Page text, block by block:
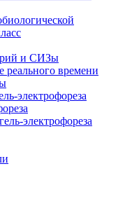
и СИЗы
времени
электрофореза
электрофореза